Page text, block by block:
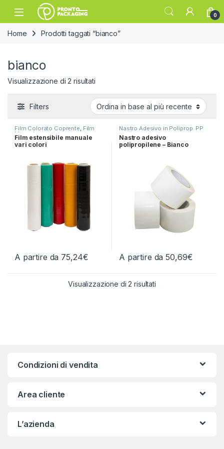
Skip to navigation
Skip to content
Open 0
Home Prodotti taggati “bianco”
bianco
Visualizzazione di 2 risultatiOrdina in base al più recente
Filters
Film Colorato Coprente, Film
Manuale
Film estensibile manuale
vari colori
A partire da 75,24€
Questo prodotto ha più varianti. Le opzioni possono essere
Nastro Adesivo in Poliprop. PP
Nastro adesivo
polipropilene – Bianco
A partire da50,69€
Questo prodotto ha più
Visualizzazione di 2 risultatiOrdina in base al
Condizioni di vendita
Area cliente
L’azienda